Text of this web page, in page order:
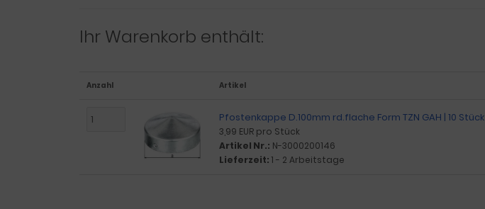
Ihr Warenkorb enthält:
Anzahl Artikel
Pfostenkappe D.100mm rd.flache Form TZN GAH | 10 Stück
3,99 EUR pro Stück
Artikel Nr.: N-3000200146
Lieferzeit: 1 - 2 Arbeitstage